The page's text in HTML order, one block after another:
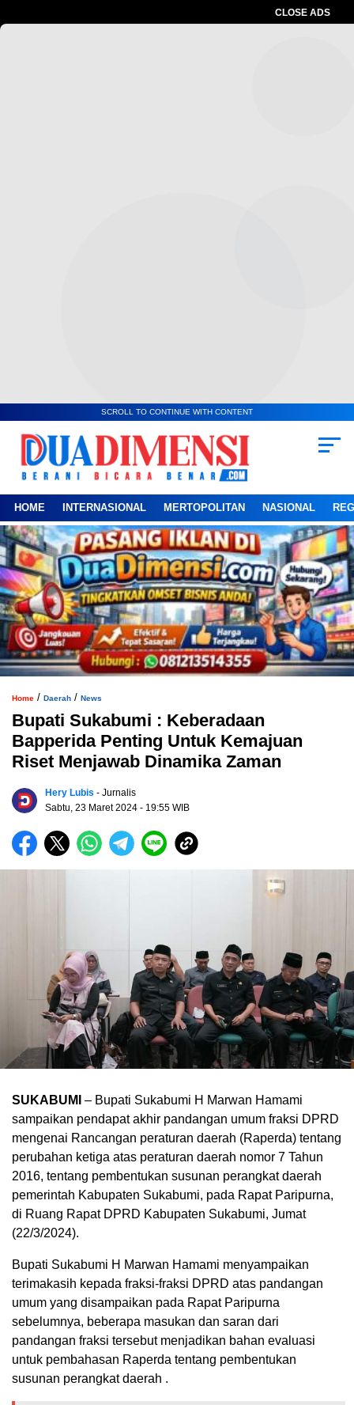
CLOSE ADS
SCROLL TO CONTINUE WITH CONTENT
HOME INTERNASIONAL MERTOPOLITAN NASIONAL
Home / Daerah / News
Bupati Sukabumi : Keberadaan
Bapperida Penting Untuk Kemajuan
Riset Menjawab Dinamika Zaman
Hery Lubis - Jurnalis
Sabtu, 23 Maret 2024 - 19:55 WIB
SUKABUMI – Bupati Sukabumi H Marwan Hamami
sampaikan pendapat akhir pandangan umum fraksi DPRD
mengenai Rancangan peraturan daerah (Raperda) tentang
perubahan ketiga atas peraturan daerah nomor 7 Tahun
2016, tentang pembentukan susunan perangkat daerah
pemerintah Kabupaten Sukabumi, pada Rapat Paripurna,
di Ruang Rapat DPRD Kabupaten Sukabumi, Jumat
(22/3/2024).
Bupati Sukabumi H Marwan Hamami menyampaikan
terimakasih kepada fraksi-fraksi DPRD atas pandangan
umum yang disampaikan pada Rapat Paripurna
sebelumnya, beberapa masukan dan saran dari
pandangan fraksi tersebut menjadikan bahan evaluasi
untuk pembahasan Raperda tentang pembentukan
susunan perangkat daerah .